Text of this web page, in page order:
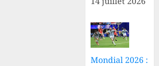
Mondial 2026 :